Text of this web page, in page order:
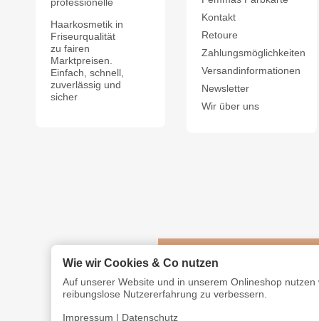
professionelle
Haarkosmetik in
Friseurqualität
zu fairen
Marktpreisen.
Einfach, schnell,
zuverlässig und
sicher
Kontakt
Retoure
Zahlungsmöglichkeiten
Versandinformationen
Newsletter
Wir über uns
Wie wir Cookies & Co nutzen
Auf unserer Website und in unserem Onlineshop
reibungslose Nutzererfahrung zu verbessern.
Impressum Datenschutz